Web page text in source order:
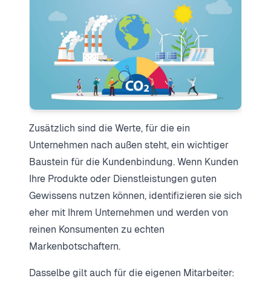
Zusätzlich sind die Werte, für die ein
Unternehmen nach außen steht, ein wichtiger
Baustein für die Kundenbindung. Wenn Kunden
Ihre Produkte oder Dienstleistungen guten
Gewissens nutzen können, identifizieren sie sich
eher mit Ihrem Unternehmen und werden von
reinen Konsumenten zu echten
Markenbotschaftern.
Dasselbe gilt auch für die eigenen Mitarbeiter: